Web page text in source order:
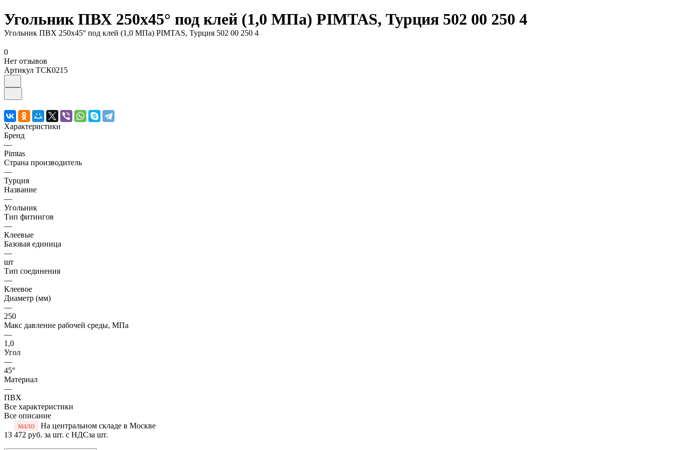
Угольник ПВХ 250х45° под клей (1,0 МПа) PIMTAS, Турция 502 00 250 4
Угольник ПВХ 250х45° под клей (1,0 МПа) PIMTAS, Турция 502 00 250 4
0
Нет отзывов
Артикул ТСК0215
Характеристики
Бренд
—
Pimtas
Страна производитель
—
Турция
Название
—
Угольник
Тип фитингов
—
Клеевые
Базовая единица
—
шт
Тип соединения
—
Клеевое
Диаметр (мм)
—
250
Макс давление рабочей среды, МПа
—
1,0
Угол
—
45°
Материал
—
ПВХ
Все характеристики
Все описание
мало
На центральном складе в Москве
13 472 руб. за шт. с НДСза шт.